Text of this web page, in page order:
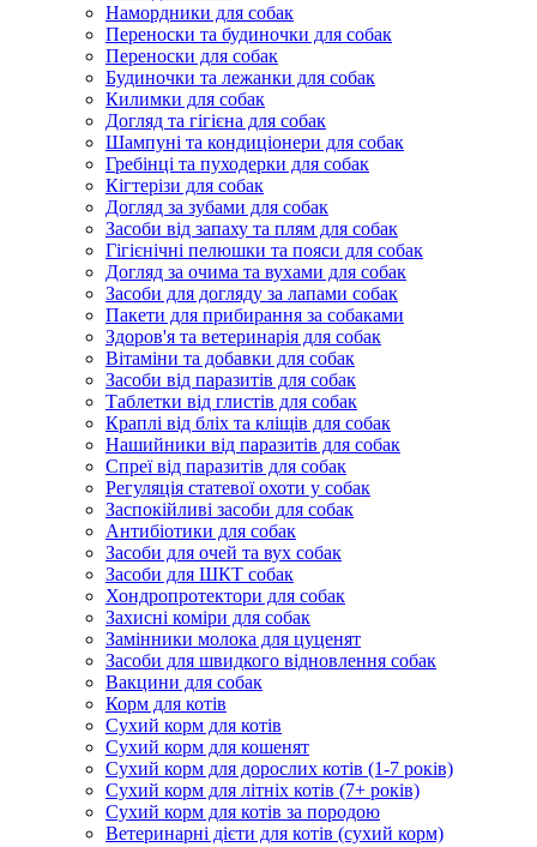
Намордники для собак
Переноски та будиночки для собак
Переноски для собак
Будиночки та лежанки для собак
Килимки для собак
Догляд та гігієна для собак
Шампуні та кондиціонери для собак
Гребінці та пуходерки для собак
Кігтерізи для собак
Догляд за зубами для собак
Засоби від запаху та плям для собак
Гігієнічні пелюшки та пояси для собак
Догляд за очима та вухами для собак
Засоби для догляду за лапами собак
Пакети для прибирання за собаками
Здоров'я та ветеринарія для собак
Вітаміни та добавки для собак
Засоби від паразитів для собак
Таблетки від глистів для собак
Краплі від бліх та кліщів для собак
Нашийники від паразитів для собак
Спреї від паразитів для собак
Регуляція статевої охоти у собак
Заспокійливі засоби для собак
Антибіотики для собак
Засоби для очей та вух собак
Засоби для ШКТ собак
Хондропротектори для собак
Захисні коміри для собак
Замінники молока для цуценят
Засоби для швидкого відновлення собак
Вакцини для собак
Корм для котів
Сухий корм для котів
Сухий корм для кошенят
Сухий корм для дорослих котів (1-7 років)
Сухий корм для літніх котів (7+ років)
Сухий корм для котів за породою
Ветеринарні дієти для котів (сухий корм)